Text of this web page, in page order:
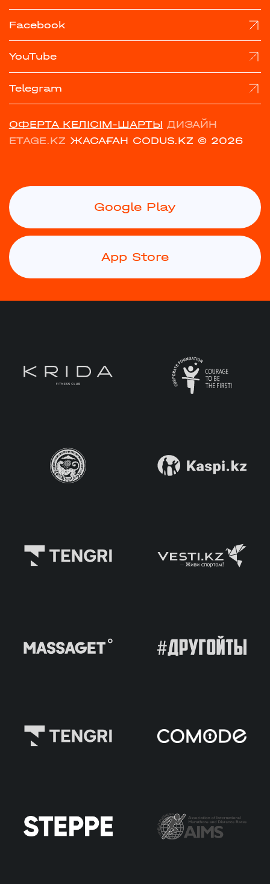
Facebook
YouTube
Telegram
ОФЕРТА КЕЛІСІМ-ШАРТЫ ДИЗАЙН
ETAGE.KZ ЖАСАҒАН CODUS.KZ © 2026
Google Play
App Store